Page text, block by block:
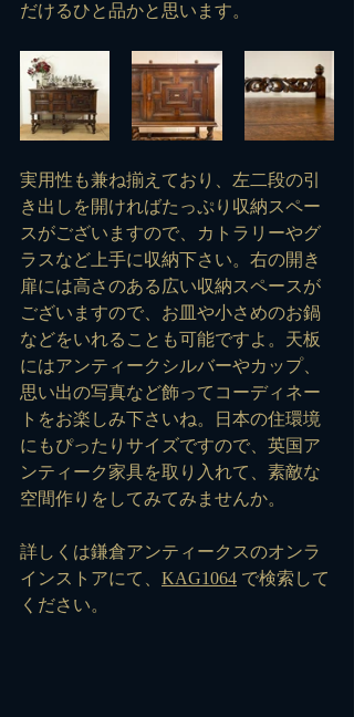
だけるひと品かと思います。
実用性も兼ね揃えており、左二段の引
き出しを開ければたっぷり収納スペー
スがございますので、カトラリーやグ
ラスなど上手に収納下さい。右の開き
扉には高さのある広い収納スペースが
ございますので、お皿や小さめのお鍋
などをいれることも可能ですよ。天板
にはアンティークシルバーやカップ、
思い出の写真など飾ってコーディネー
トをお楽しみ下さいね。日本の住環境
にもぴったりサイズですので、英国ア
ンティーク家具を取り入れて、素敵な
空間作りをしてみてみませんか。
詳しくは鎌倉アンティークスのオンラ
インストアにて、 KAG1064 で検索して
ください。